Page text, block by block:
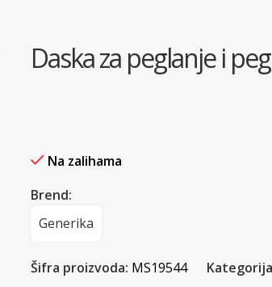
Daska za peglanje i
Na zalihama
Brend:
Generika
Šifra proizvoda: MS19544